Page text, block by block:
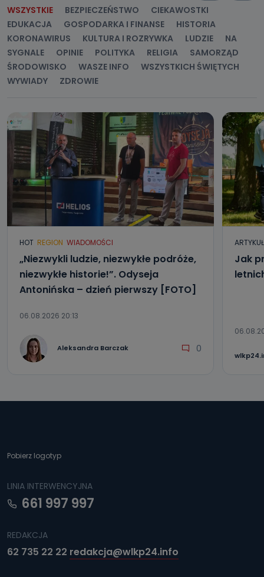
WSZYSTKIE BEZPIECZEŃSTWO
CIEKAWOSTKI
EDUKACJA
GOSPODARKA I FINANSE
HISTORIA
KORONAWIRUS
KULTURA I ROZRYWKA LUDZIE
NA
SYGNALE
OPINIE POLITYKA RELIGIA
SAMORZĄD
ŚRODOWISKO
WASZE INFO
WSZYSTKICH ŚWIĘTYCH
WYWIADY
ZDROWIE
HOT REGION WIADOMOŚCI
„Niezwykli ludzie, niezwykłe podróże,
niezwykłe historie!”. Odyseja
Antonińska – dzień pierwszy [FOTO]
06.08.2026 20:13
Aleksandra Barczak 0
Jak
Pobierz logotyp
LINIA INTERWENCYJNA
661 997 997
REDAKCJA
62 735 22 22 redakcja@wlkp24.info